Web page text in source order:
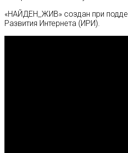
«НАЙДЕН_ЖИВ» создан при
Развития Интернета (ИРИ).